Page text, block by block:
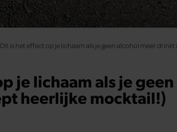
Dít is het effect op je lichaam als je geen alcohol meer
je lichaam als je
heerlijke mocktail!)